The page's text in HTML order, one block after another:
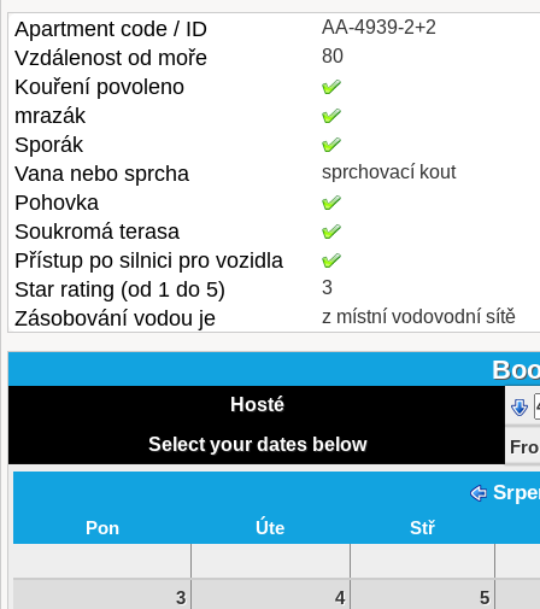
Apartment code / ID AA-4939-2+2
Vzdálenost od moře 80
Kouření povoleno
mrazák
Sporák
Vana nebo sprcha
sprchovací kout
Pohovka
Soukromá terasa
Přístup po silnici pro vozidla
Star rating (od 1 do 5)
3
Zásobování vodou je z místní vodovodní sítě
Hosté
Select your dates below
Pon Úte Stř
3 4
5